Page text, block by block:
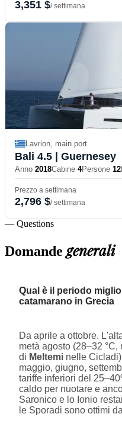
3,351 $/ settimana
Lavrion, main port
Bali 4.5 | Guernesey
Anno 2018Cabine 4Persone 12
Prezzo a settimana
2,796 $/ settimana
— Questions
Domandegenerali
Qual è il periodo
catamarano in Grecia
Da aprile a ottobre.
metà agosto (28–32 °C,
di Meltemi nelle
maggio, giugno,
tariffe inferiori del
caldo per nuotare e
Saronico e lo Ionio
le Sporadi sono ottimi